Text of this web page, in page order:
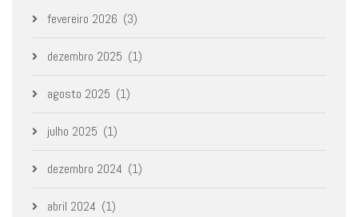
fevereiro 2026 (3)
dezembro 2025 (1)
agosto 2025 (1)
julho 2025 (1)
dezembro 2024 (1)
abril 2024 (1)